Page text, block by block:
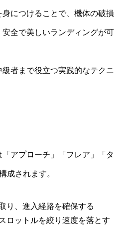
につけることで、機体の破損
全で美しいランディングが可
者まで役立つ実践的なテクニ
アプローチ」「フレア」「タ
成されます。
り、進入経路を確保する
ロットルを絞り速度を落とす